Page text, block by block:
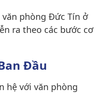
phòng Đức Tín ở
ra theo các bước cơ
Đầu
hệ với văn phòng